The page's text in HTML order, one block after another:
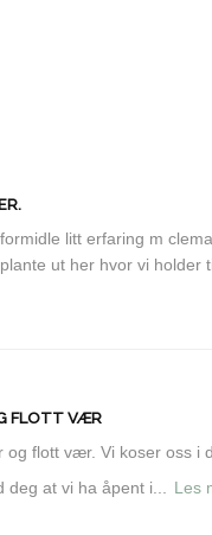
litt erfaring m
ut her hvor vi holder
FLOTT VÆR
og flott vær. Vi koser oss i
deg at vi ha åpent i... Les